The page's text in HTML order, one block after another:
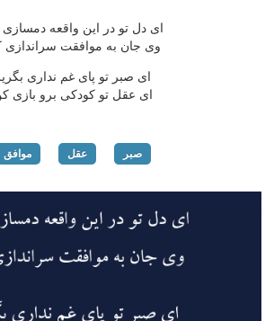
ای دل تو در این واقعه
وی جان به موافقت سراندازی
ای صبر تو پای غم نداری
ای عقل تو کودکی برو بازی
صبر عقل موافق